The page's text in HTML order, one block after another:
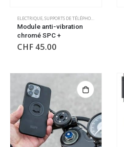
ELECTRIQUE,SUPPORTS DE TÉLÉPHONE/GPS
Module anti-vibration
chromé SPC +
CHF 45.00